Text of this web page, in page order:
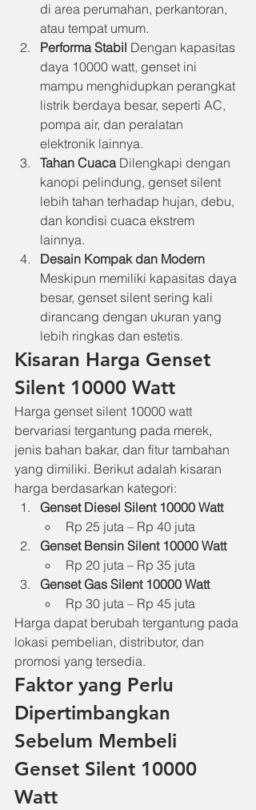
di area perumahan, perkantoran,
atau tempat umum.
Performa Stabil Dengan kapasitas
daya 10000 watt, genset ini
mampu menghidupkan perangkat
listrik berdaya besar, seperti AC,
pompa air, dan peralatan
elektronik lainnya.
Tahan Cuaca Dilengkapi dengan
kanopi pelindung, genset silent
lebih tahan terhadap hujan, debu,
dan kondisi cuaca ekstrem
lainnya.
Desain Kompak dan Modern
Meskipun memiliki kapasitas daya
besar, genset silent sering kali
dirancang dengan ukuran yang
lebih ringkas dan estetis.
Kisaran Harga Genset
Silent 10000 Watt
Harga genset silent 10000 watt
bervariasi tergantung pada merek,
jenis bahan bakar, dan fitur tambahan
yang dimiliki. Berikut adalah kisaran
harga berdasarkan kategori:
Genset Diesel Silent 10000 Watt
Rp 25 juta – Rp 40 juta
Genset Bensin Silent 10000 Watt
Rp 20 juta – Rp 35 juta
Genset Gas Silent 10000 Watt
Rp 30 juta – Rp 45 juta
Harga dapat berubah tergantung pada
lokasi pembelian, distributor, dan
promosi yang tersedia.
Faktor yang Perlu
Dipertimbangkan
Sebelum Membeli
Genset Silent 10000
Watt